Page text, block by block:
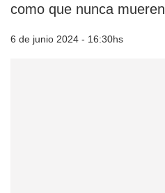
como que nunca mueren
6 de junio 2024 - 16:30hs